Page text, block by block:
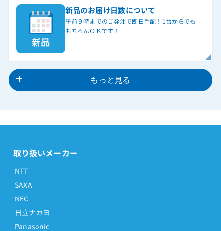
新品のお届け日数について
午前９時までのご発注で即日手配！1台からでも
もちろんＯＫです！
もっと見る
取り扱いメーカー
NTT
SAXA
NEC
日立ナカヨ
Panasonic